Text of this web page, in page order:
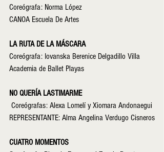
Coreógrafa: Norma López
CANOA Escuela De Artes
LA RUTA DE LA MÁSCARA
Coreógrafa: Iovanska Berenice Delgadillo Villa
Academia de Ballet Playas
NO QUERÍA LASTIMARME
Coreógrafas: Alexa Lomelí y Xiomara Andonaegui
REPRESENTANTE: Alma Angelina Verdugo Cisneros
CUATRO MOMENTOS